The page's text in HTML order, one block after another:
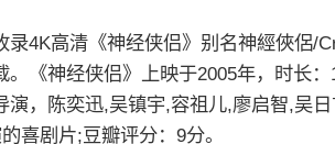
录4K高清《神经侠侣》别名神經俠侶/
。《神经侠侣》上映于2005年，时长
演，陈奕迅,吴镇宇,容祖儿,廖启智,吴
喜剧片;豆瓣评分：9分。